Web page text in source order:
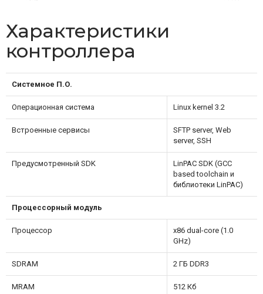
Характеристики
контроллера
Системное П.О.
Операционная система Linux kernel 3.2
Встроенные сервисы
SFTP server, Web
server, SSH
Предусмотренный SDK
LinPAC SDK (GCC
based toolchain и
библиотеки LinPAC)
Процессорный модуль
Процессор
x86 dual-core (1.0
GHz)
SDRAM 2 ГБ DDR3
MRAM 512 Кб